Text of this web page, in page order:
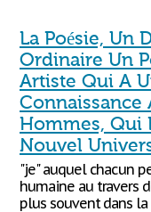
La Poésie, Un
Ordinaire Un
Artiste Qui A
Connaissance
Hommes, Qui
Nouvel
"je" auquel chacun
humaine au travers
plus souvent dans